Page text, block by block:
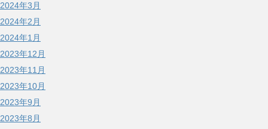
2024年3月
2024年2月
2024年1月
2023年12月
2023年11月
2023年10月
2023年9月
2023年8月